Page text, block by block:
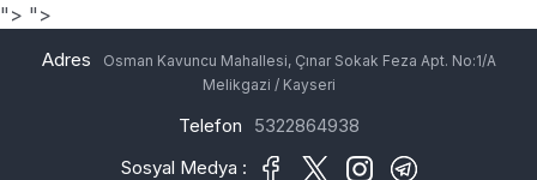
"> ">
Adres
Osman Kavuncu Mahallesi, Çınar Sokak Feza Apt. No:1/A
Melikgazi / Kayseri
Telefon
5322864938
Sosyal Medya :